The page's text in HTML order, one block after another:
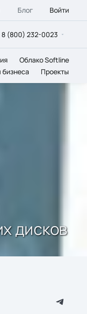
Блог Войти
8 (800) 232-0023
Облако Softline
бизнеса Проекты
дисков